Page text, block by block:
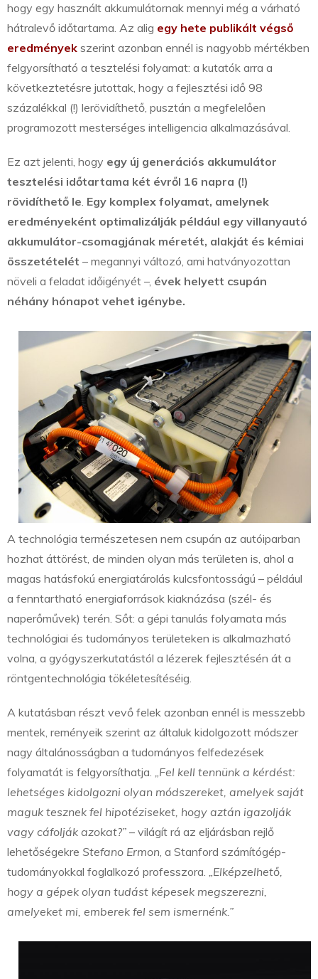
hogy egy használt akkumulátornak mennyi még a várható
hátralevő időtartama. Az alig egy hete publikált végső
eredmények szerint azonban ennél is nagyobb mértékben
felgyorsítható a tesztelési folyamat: a kutatók arra a
következtetésre jutottak, hogy a fejlesztési idő 98
százalékkal (!) lerövidíthető, pusztán a megfelelően
programozott mesterséges intelligencia alkalmazásával.
Ez azt jelenti, hogy egy új generációs akkumulátor
tesztelési időtartama két évről 16 napra (!)
rövidíthető le. Egy komplex folyamat, amelynek
eredményeként optimalizálják például egy villanyautó
akkumulátor-csomagjának méretét, alakját és kémiai
összetételét – megannyi változó, ami hatványozottan
növeli a feladat időigényét –, évek helyett csupán
néhány hónapot vehet igénybe.
A technológia természetesen nem csupán az autóiparban
hozhat áttörést, de minden olyan más területen is, ahol a
magas hatásfokú energiatárolás kulcsfontosságú – például
a fenntartható energiaforrások kiaknázása (szél- és
naperőművek) terén. Sőt: a gépi tanulás folyamata más
technológiai és tudományos területeken is alkalmazható
volna, a gyógyszerkutatástól a lézerek fejlesztésén át a
röntgentechnológia tökéletesítéséig.
A kutatásban részt vevő felek azonban ennél is messzebb
mentek, reményeik szerint az általuk kidolgozott módszer
nagy általánosságban a tudományos felfedezések
folyamatát is felgyorsíthatja. „Fel kell tennünk a kérdést:
lehetséges kidolgozni olyan módszereket, amelyek saját
maguk tesznek fel hipotéziseket, hogy aztán igazolják
vagy cáfolják azokat?” – világít rá az eljárásban rejlő
lehetőségekre Stefano Ermon, a Stanford számítógép-
tudományokkal foglalkozó professzora. „Elképzelhető,
hogy a gépek olyan tudást képesek megszerezni,
amelyeket mi, emberek fel sem ismernénk.”